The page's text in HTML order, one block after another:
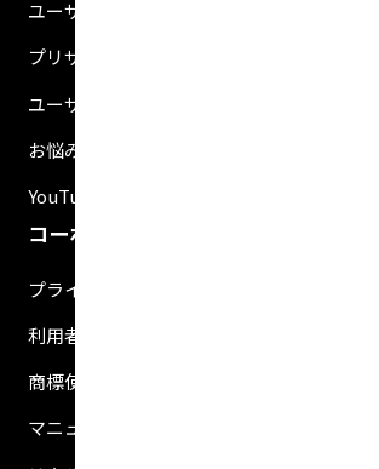
ユーザマニュアル
プリザンター関連ブログ紹介
ユーザの生の声
お悩み解決動画
YouTubeチャンネル
コーポレート
プライバシーポリシー
利用者情報の外部送信について
商標使用ガイドライン
マニュアル二次利用ガイドライン